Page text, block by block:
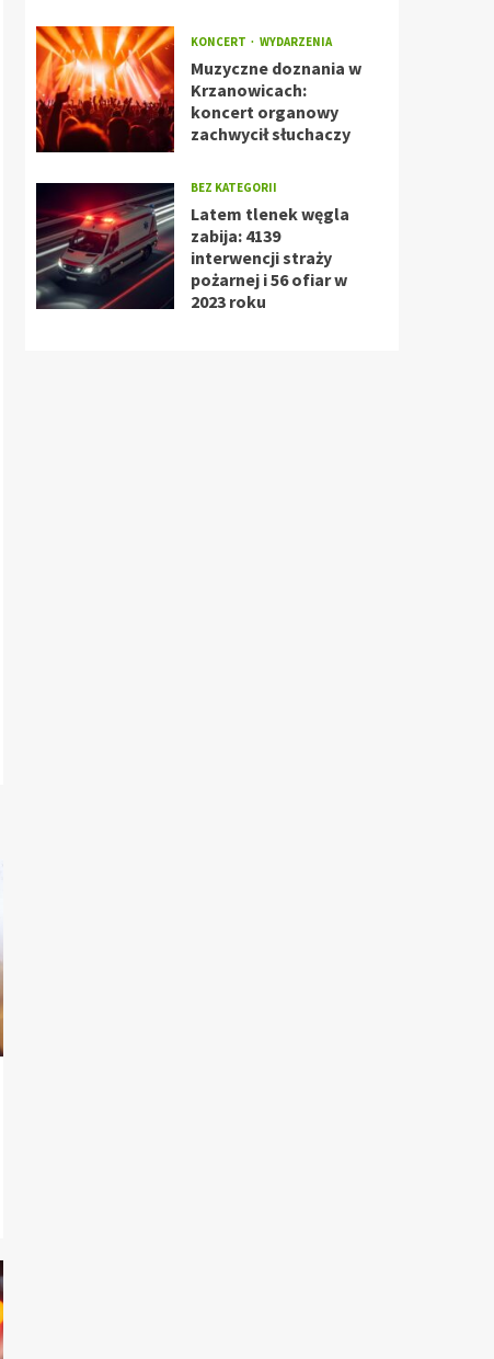
KONCERT WYDARZENIA
Muzyczne doznania w
Krzanowicach:
koncert organowy
zachwycił słuchaczy
BEZ KATEGORII
Latem tlenek węgla
zabija: 4139
interwencji straży
pożarnej i 56 ofiar w
2023 roku